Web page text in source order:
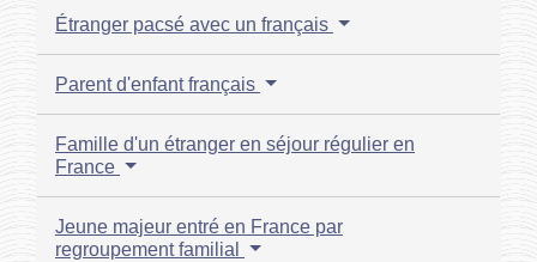
Étranger pacsé avec un français
Parent d'enfant français
Famille d'un étranger en séjour régulier en
France
Jeune majeur entré en France par
regroupement familial